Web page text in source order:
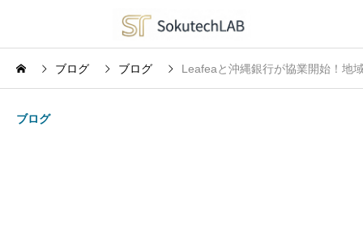
ブログ ブログ Leafeaと沖縄銀行が協業開始！地
ブログ